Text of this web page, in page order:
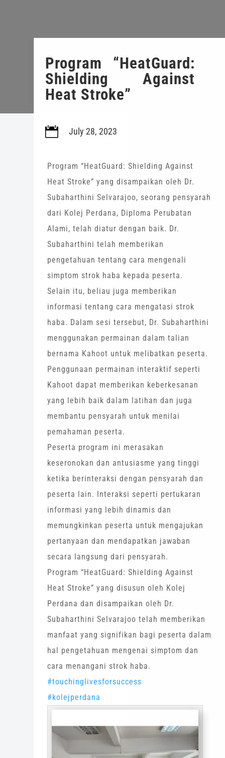
Program “HeatGuard:
Shielding Against
Heat Stroke”
 July 28, 2023
Program “HeatGuard: Shielding Against
Heat Stroke” yang disampaikan oleh Dr.
Subaharthini Selvarajoo, seorang pensyarah
dari Kolej Perdana, Diploma Perubatan
Alami, telah diatur dengan baik. Dr.
Subaharthini telah memberikan
pengetahuan tentang cara mengenali
simptom strok haba kepada peserta.
Selain itu, beliau juga memberikan
informasi tentang cara mengatasi strok
haba. Dalam sesi tersebut, Dr. Subaharthini
menggunakan permainan dalam talian
bernama Kahoot untuk melibatkan peserta.
Penggunaan permainan interaktif seperti
Kahoot dapat memberikan keberkesanan
yang lebih baik dalam latihan dan juga
membantu pensyarah untuk menilai
pemahaman peserta.
Peserta program ini merasakan
keseronokan dan antusiasme yang tinggi
ketika berinteraksi dengan pensyarah dan
peserta lain. Interaksi seperti pertukaran
informasi yang lebih dinamis dan
memungkinkan peserta untuk mengajukan
pertanyaan dan mendapatkan jawaban
secara langsung dari pensyarah.
Program “HeatGuard: Shielding Against
Heat Stroke” yang disusun oleh Kolej
Perdana dan disampaikan oleh Dr.
Subaharthini Selvarajoo telah memberikan
manfaat yang signifikan bagi peserta dalam
hal pengetahuan mengenai simptom dan
cara menangani strok haba.
#touchinglivesforsuccess
#kolejperdana